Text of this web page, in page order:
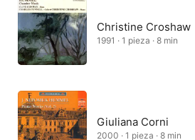
Christine Croshaw
1991 · 1 pieza · 8 min
Giuliana Corni
2000 · 1 pieza · 8 min